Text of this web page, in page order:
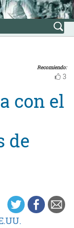
Recomiendo:
3
con el
de